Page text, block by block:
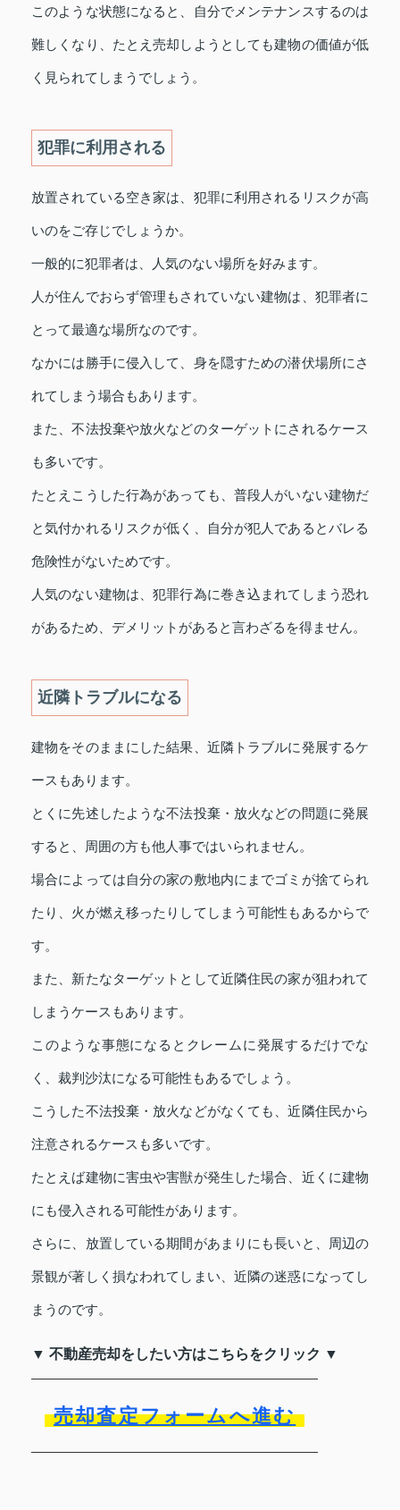
このような状態になると、自分でメンテナンスするのは
難しくなり、たとえ売却しようとしても建物の価値が低
く見られてしまうでしょう。
犯罪に利用される
放置されている空き家は、犯罪に利用されるリスクが高
いのをご存じでしょうか。
一般的に犯罪者は、人気のない場所を好みます。
人が住んでおらず管理もされていない建物は、犯罪者に
とって最適な場所なのです。
なかには勝手に侵入して、身を隠すための潜伏場所にさ
れてしまう場合もあります。
また、不法投棄や放火などのターゲットにされるケース
も多いです。
たとえこうした行為があっても、普段人がいない建物だ
と気付かれるリスクが低く、自分が犯人であるとバレる
危険性がないためです。
人気のない建物は、犯罪行為に巻き込まれてしまう恐れ
があるため、デメリットがあると言わざるを得ません。
近隣トラブルになる
建物をそのままにした結果、近隣トラブルに発展するケ
ースもあります。
とくに先述したような不法投棄・放火などの問題に発展
すると、周囲の方も他人事ではいられません。
場合によっては自分の家の敷地内にまでゴミが捨てられ
たり、火が燃え移ったりしてしまう可能性もあるからで
す。
また、新たなターゲットとして近隣住民の家が狙われて
しまうケースもあります。
このような事態になるとクレームに発展するだけでな
く、裁判沙汰になる可能性もあるでしょう。
こうした不法投棄・放火などがなくても、近隣住民から
注意されるケースも多いです。
たとえば建物に害虫や害獣が発生した場合、近くに建物
にも侵入される可能性があります。
さらに、放置している期間があまりにも長いと、周辺の
景観が著しく損なわれてしまい、近隣の迷惑になってし
まうのです。
▼ 不動産売却をしたい方はこちらをクリック ▼
売却査定フォームへ進む